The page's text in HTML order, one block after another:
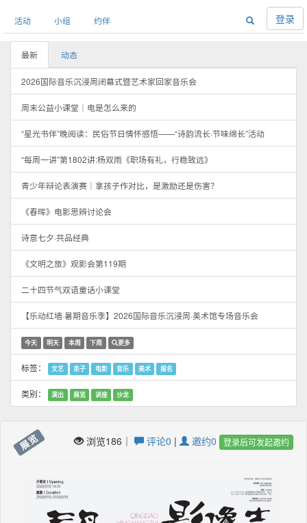
活动 小组 约伴 登录
最新 动态
2026国际音乐沉浸周闭幕式暨艺术家回家音乐会
周末公益小课堂｜电是怎么来的
“星光书伴”晚阅读：民俗节日情怀感悟——“诗韵流长·节味绵长”活动
“每周一讲”第1802讲:杨双雨《职场有礼，行稳致远》
青少年辩论表演赛｜拿孩子作对比，是激励还是伤害？
《春晖》电影思辨讨论会
诗意七夕·共品经典
《文明之旅》观影会第119期
二十四节气双语童话小课堂
【乐动红墙·暑期音乐季】2026国际音乐沉浸周·美术馆专场音乐会
今天 明天 本周 下周 更多
标签： 文艺 亲子 电影 音乐 美术 报名
类别： 演出 展览 讲座 沙龙
展览 浏览186｜ 评论0 | 邀约0 登录后可发起邀约